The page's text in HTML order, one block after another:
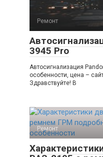
Ремонт
3945 Pro
Автосигнализация
особенности, цена –
Здравствуйте! В
Ремонт